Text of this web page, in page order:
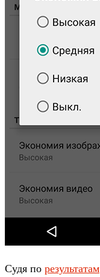
Судя по результатам